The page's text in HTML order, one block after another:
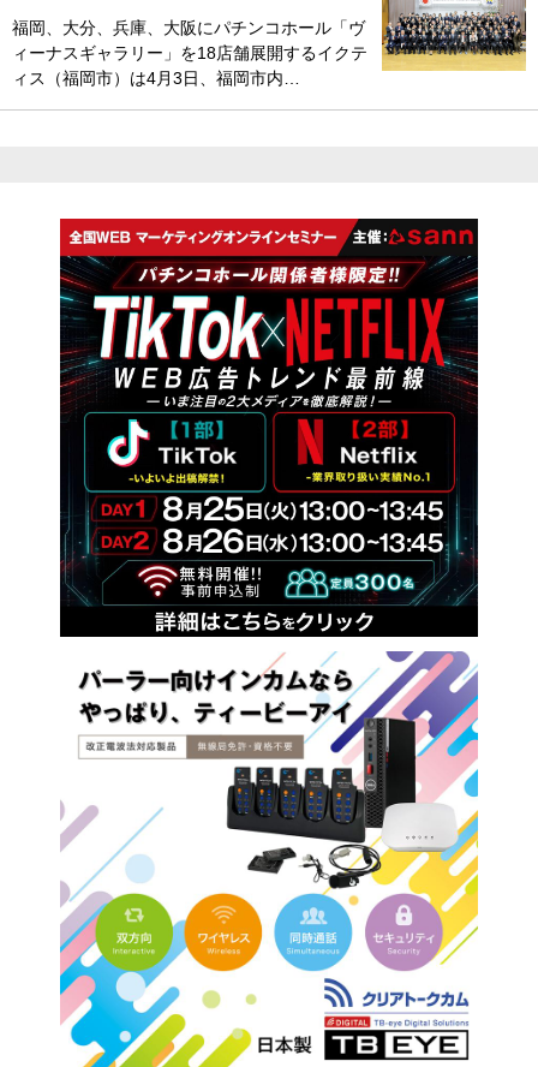
福岡、大分、兵庫、大阪にパチンコホール「ヴ
ィーナスギャラリー」を18店舗展開するイクテ
ィス（福岡市）は4月3日、福岡市内…